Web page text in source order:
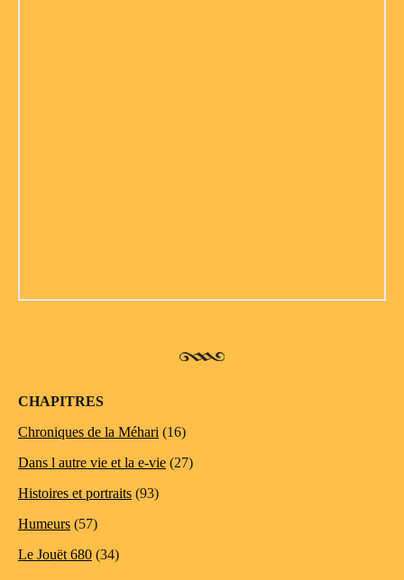
CHAPITRES
Chroniques de la Méhari (16)
Dans l autre vie et la e-vie (27)
Histoires et portraits (93)
Humeurs (57)
Le Jouët 680 (34)